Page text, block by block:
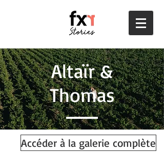
Altaïr &
Thomas
Accéder à la galerie complète